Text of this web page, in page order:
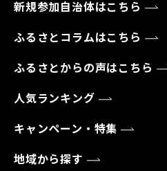
新規参加自治体はこちら
ふるさとコラムはこちら
ふるさとからの声はこちら
人気ランキング
キャンペーン・特集
地域から探す